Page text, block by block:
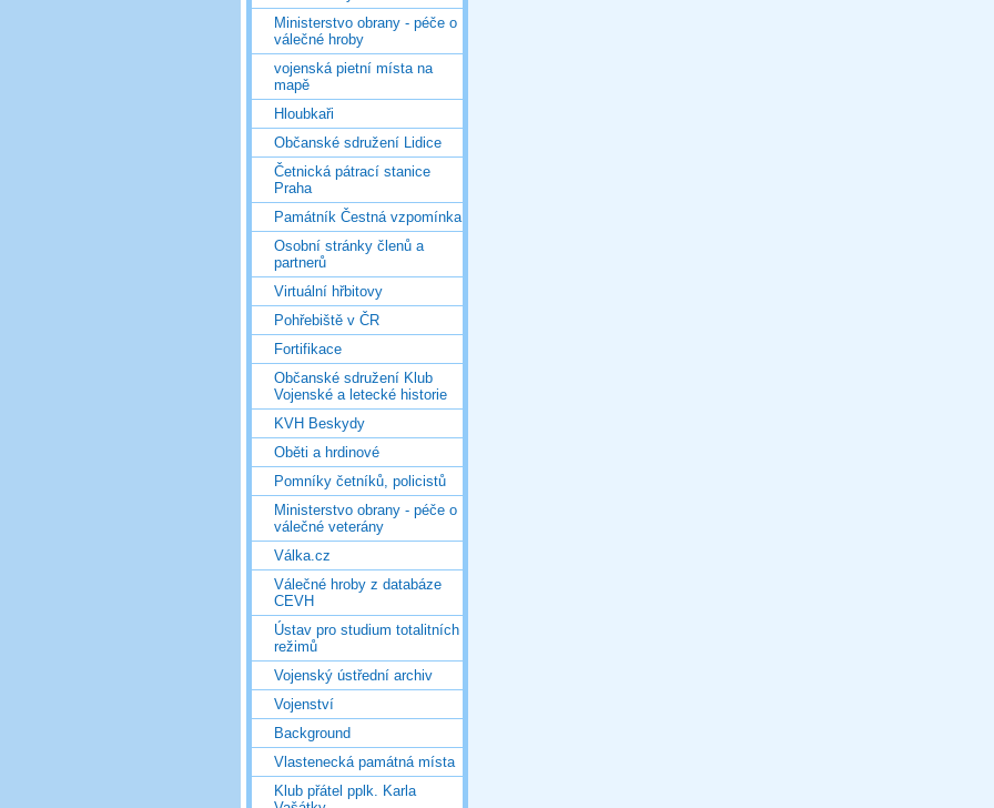
Ministerstvo obrany - péče o
válečné hroby
vojenská pietní místa na
mapě
Hloubkaři
Občanské sdružení Lidice
Četnická pátrací stanice
Praha
Památník Čestná vzpomínka
Osobní stránky členů a
partnerů
Virtuální hřbitovy
Pohřebiště v ČR
Fortifikace
Občanské sdružení Klub
Vojenské a letecké historie
KVH Beskydy
Oběti a hrdinové
Pomníky četníků, policistů
Ministerstvo obrany - péče o
válečné veterány
Válka.cz
Válečné hroby z databáze
CEVH
Ústav pro studium totalitních
režimů
Vojenský ústřední archiv
Vojenství
Background
Vlastenecká památná místa
Klub přátel pplk. Karla